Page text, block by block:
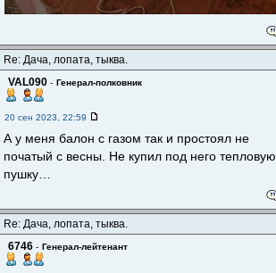
Re: Дача, лопата, тыква.
VAL090 - Генерал-полковник
20 сен 2023, 22:59
А у меня балон с газом так и простоял не
початый с весны. Не купил под него тепловую
пушку…
Re: Дача, лопата, тыква.
6746 - Генерал-лейтенант